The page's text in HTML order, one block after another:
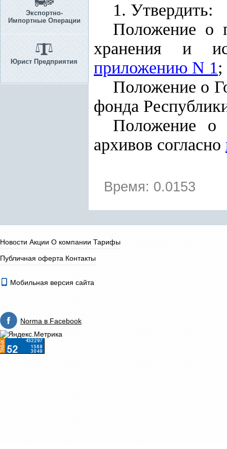
Экспортно-
Импортные Операции
Юрист Предприятия
1. Утвердить:
Положение о
хранения и
приложению N 1;
Положение о
фонда
Положение о
архивов согласно
Время: 0.0153
Новости Акции О компании Тарифы
Публичная оферта Контакты
Мобильная версия сайта
Norma в Facebook